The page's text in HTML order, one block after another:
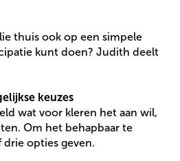
thuis ook op een simpele
kunt doen? Judith deelt
keuzes
wat voor kleren het aan wil,
Om het behapbaar te
opties geven.